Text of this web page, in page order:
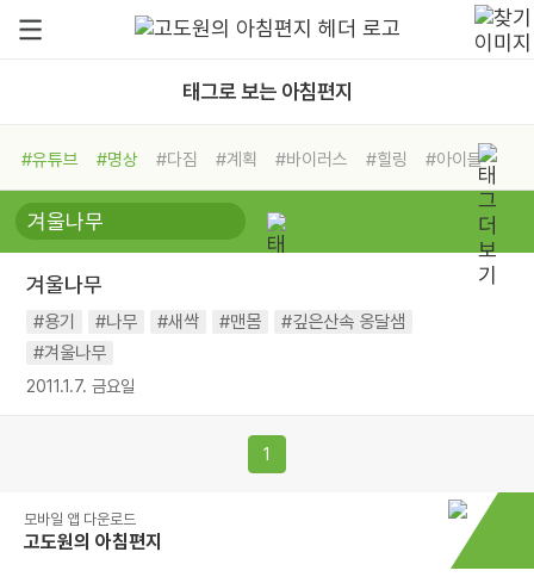
태그로 보는 아침편지
#유튜브 #명상 #다짐 #계획 #바이러스 #힐링
#아이들
#비전캠프
#독서캠프 #삶
#희망
#나눔 #친구 #링컨학교
#독서
#건강
겨울나무
#용기 #나무 #새싹 #맨몸
#깊은산속 옹달샘
#겨울나무
2011.1.7. 금요일
1
모바일 앱 다운로드
고도원의 아침편지